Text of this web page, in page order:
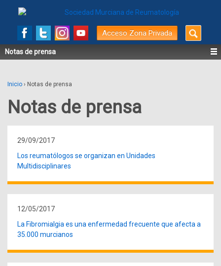
Acceso Zona Privada
Buscar
por:
Notas de prensa
Inicio › Notas de prensa
Notas de prensa
29/09/2017
Los reumatólogos se organizan en Unidades
Multidisciplinares
12/05/2017
La Fibromialgia es una enfermedad frecuente que afecta a
35.000 murcianos